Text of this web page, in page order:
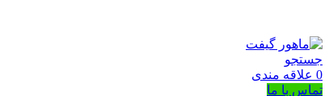
جستجو
0 علاقه مندی
تماس با ما